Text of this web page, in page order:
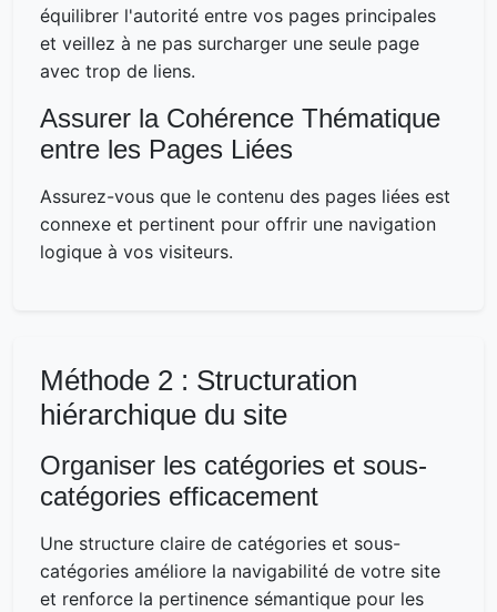
équilibrer l'autorité entre vos pages principales
et veillez à ne pas surcharger une seule page
avec trop de liens.
Assurer la Cohérence Thématique
entre les Pages Liées
Assurez-vous que le contenu des pages liées est
connexe et pertinent pour offrir une navigation
logique à vos visiteurs.
Méthode 2 : Structuration
hiérarchique du site
Organiser les catégories et sous-
catégories efficacement
Une structure claire de catégories et sous-
catégories améliore la navigabilité de votre site
et renforce la pertinence sémantique pour les